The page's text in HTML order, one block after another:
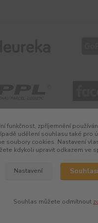
Vytvořeno na Eshop-
funkčnost, zpříjemnění
udělení souhlasu také pro
soubory cookies. Nastavení
kdykoli upravit odkazem ve
Nastavení
Souhlas můžete odmítnout